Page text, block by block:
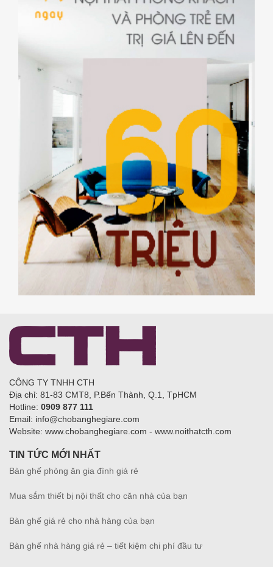
CÔNG TY TNHH CTH
Địa chỉ: 81-83 CMT8, P.Bến Thành, Q.1, TpHCM
Hotline: 0909 877 111
Email: info@chobanghegiare.com
Website: www.chobanghegiare.com - www.noithatcth.com
TIN TỨC MỚI NHẤT
Bàn ghế phòng ăn gia đình giá rẻ
Mua sắm thiết bị nội thất cho căn nhà của bạn
Bàn ghế giá rẻ cho nhà hàng của bạn
Bàn ghế nhà hàng giá rẻ – tiết kiệm chi phí đầu tư